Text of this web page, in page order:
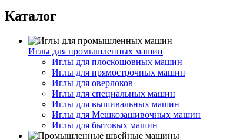
Каталог
Иглы для промышленных машин
Иглы для плоскошовных машин
Иглы для прямострочных машин
Иглы для оверлоков
Иглы для специальных машин
Иглы для вышивальных машин
Иглы для Мешкозашивочных машин
Иглы для бытовых машин